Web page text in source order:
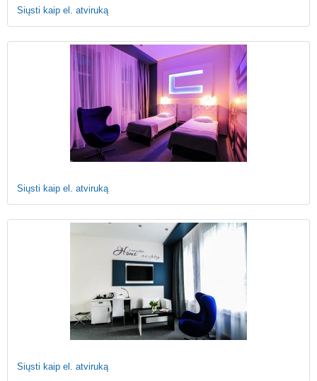
Siųsti kaip el. atviruką
Siųsti kaip el. atviruką
Siųsti kaip el. atviruką